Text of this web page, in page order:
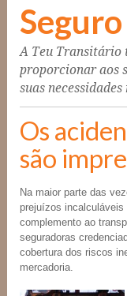
A Teu Transitário
proporcionar aos
suas
Os
são
Na maior parte das
prejuízos
complemento ao
seguradoras
cobertura dos riscos
mercadoria.